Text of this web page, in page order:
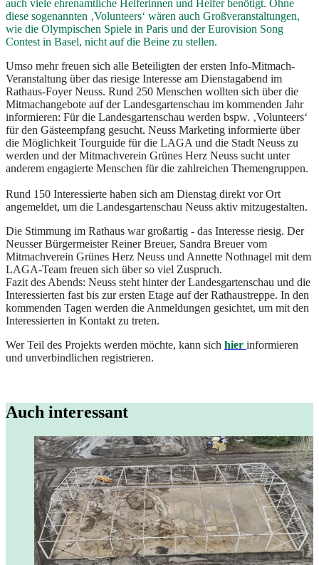
auch viele ehrenamtliche Helferinnen und Helfer benötigt. Ohne
diese sogenannten ‚Volunteers‘ wären auch Großveranstaltungen,
wie die Olympischen Spiele in Paris und der Eurovision Song
Contest in Basel, nicht auf die Beine zu stellen.
Umso mehr freuen sich alle Beteiligten der ersten Info-Mitmach-
Veranstaltung über das riesige Interesse am Dienstagabend im
Rathaus-Foyer Neuss. Rund 250 Menschen wollten sich über die
Mitmachangebote auf der Landesgartenschau im kommenden Jahr
informieren: Für die Landesgartenschau werden bspw. ‚Volunteers‘
für den Gästeempfang gesucht. Neuss Marketing informierte über
die Möglichkeit Tourguide für die LAGA und die Stadt Neuss zu
werden und der Mitmachverein Grünes Herz Neuss sucht unter
anderem engagierte Menschen für die zahlreichen Themengruppen.
Rund 150 Interessierte haben sich am Dienstag direkt vor Ort
angemeldet, um die Landesgartenschau Neuss aktiv mitzugestalten.
Die Stimmung im Rathaus war großartig - das Interesse riesig. Der
Neusser Bürgermeister Reiner Breuer, Sandra Breuer vom
Mitmachverein Grünes Herz Neuss und Annette Nothnagel mit dem
LAGA-Team freuen sich über so viel Zuspruch.
Fazit des Abends: Neuss steht hinter der Landesgartenschau und die
Interessierten fast bis zur ersten Etage auf der Rathaustreppe. In den
kommenden Tagen werden die Anmeldungen gesichtet, um mit den
Interessierten in Kontakt zu treten.
Wer Teil des Projekts werden möchte, kann sich hier informieren
und unverbindlichen registrieren.
Auch interessant